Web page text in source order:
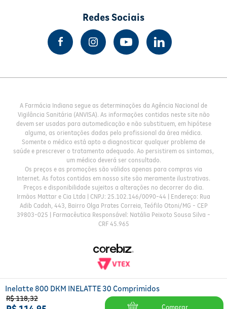
Inelatte 800 DKM INELATTE 30 Comprimidos
R$118,32
Comprar
Redes Sociais
A Farmácia Indiana segue as determinações da Agência Nacional de
Vigilância Sanitária (ANVISA). As informações contidas neste site não
devem ser usadas para automedicação e não substituem, em hipótese
alguma, as orientações dadas pelo profissional da área médica.
Somente o médico está apto a diagnosticar qualquer problema de
saúde e prescrever o tratamento adequado. Ao persistirem os sintomas,
um médico deverá ser consultado.
Os preços e as promoções são válidos apenas para compras via
Internet. As fotos contidas em nosso site são meramente ilustrativas.
Preços e disponibilidade sujeitos a alterações no decorrer do dia.
Irmãos Mattar e Cia Ltda | CNPJ: 25.102.146/0090-44 | Endereço: Rua
Adib Cadah, 443, Bairro Olga Prates Correia, Teófilo Otoni/MG - CEP
39803-025 | Farmacêutica Responsável: Natália Peixoto Sousa Silva -
CRF 45.965